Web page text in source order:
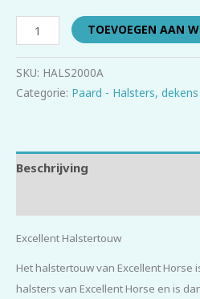
TOEVOEGEN AAN
SKU: HALS2000A
Categorie: Paard - Halsters,
Beschrijving
Excellent Halstertouw
Het halstertouw van Excellent Horse
halsters van Excellent Horse en is